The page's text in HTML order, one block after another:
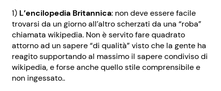
1) L’encilopedia Britannica: non deve essere facile
trovarsi da un giorno all’altro scherzati da una “roba”
chiamata wikipedia. Non è servito fare quadrato
attorno ad un sapere “di qualità” visto che la gente ha
reagito supportando al massimo il sapere condiviso di
wikipedia, e forse anche quello stile comprensibile e
non ingessato..